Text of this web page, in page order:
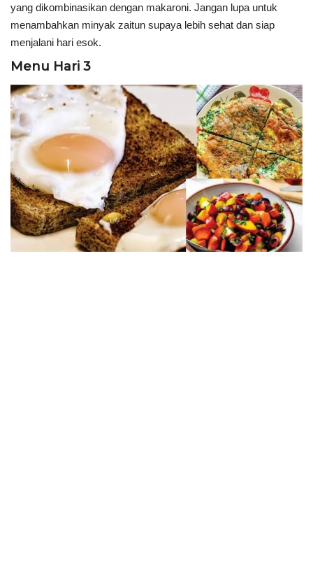
yang dikombinasikan dengan makaroni. Jangan lupa untuk
menambahkan minyak zaitun supaya lebih sehat dan siap
menjalani hari esok.
Menu Hari 3